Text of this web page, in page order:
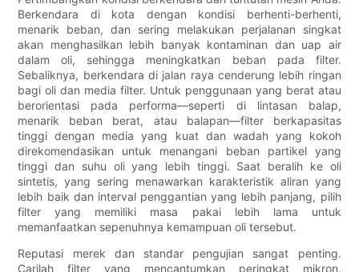
Berkendara di kota dengan kondisi berhenti-berhenti,
menarik beban, dan sering melakukan perjalanan singkat
akan menghasilkan lebih banyak kontaminan dan uap air
dalam oli, sehingga meningkatkan beban pada filter.
Sebaliknya, berkendara di jalan raya cenderung lebih ringan
bagi oli dan media filter. Untuk penggunaan yang berat atau
berorientasi pada performa—seperti di lintasan balap,
menarik beban berat, atau balapan—filter berkapasitas
tinggi dengan media yang kuat dan wadah yang kokoh
direkomendasikan untuk menangani beban partikel yang
tinggi dan suhu oli yang lebih tinggi. Saat beralih ke oli
sintetis, yang sering menawarkan karakteristik aliran yang
lebih baik dan interval penggantian yang lebih panjang, pilih
filter yang memiliki masa pakai lebih lama untuk
memanfaatkan sepenuhnya kemampuan oli tersebut.
Reputasi merek dan standar pengujian sangat penting.
Carilah filter yang mencantumkan peringkat mikron,